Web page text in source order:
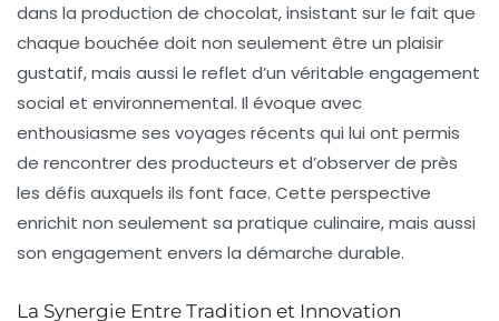
dans la production de chocolat, insistant sur le fait que
chaque bouchée doit non seulement être un plaisir
gustatif, mais aussi le reflet d’un véritable engagement
social et environnemental. Il évoque avec
enthousiasme ses voyages récents qui lui ont permis
de rencontrer des producteurs et d’observer de près
les défis auxquels ils font face. Cette perspective
enrichit non seulement sa pratique culinaire, mais aussi
son engagement envers la démarche durable.
La Synergie Entre Tradition et Innovation